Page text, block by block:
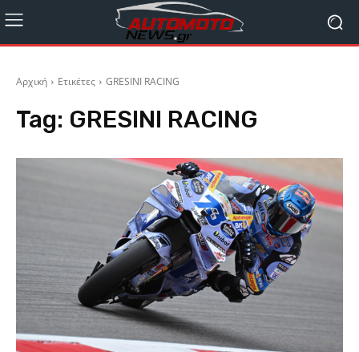
Αρχική Ετικέτες GRESINI RACING
Tag: GRESINI RACING